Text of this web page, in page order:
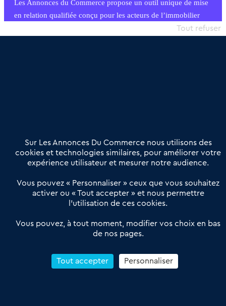
Les Annonces du Commerce propose un outil unique de mise
en relation qualifiée conçu pour les acteurs de l’immobilier
commercial et les collectivités territoriales, simple et intégrant
Offres Pro
Actualités
Qui sommes nous ?
Derniers articles
Réseau 3C : un partenaire national dédié aux transactions
Petitscommerces : Un partenariat au service du commerce de
proximité et des territoires
Reprendre un Restaurant Rapide
Sur Les Annonces Du Commerce nous utilisons des
cookies et technologies similaires, pour améliorer votre
expérience utilisateur et mesurer notre audience.
Vous pouvez « Personnaliser » ceux que vous souhaitez
activer ou « Tout accepter » et nous permettre
l’utilisation de ces cookies.
Vous pouvez, à tout moment, modifier vos choix en bas
de nos pages.
Tout accepter
Tout refuser
Personnaliser